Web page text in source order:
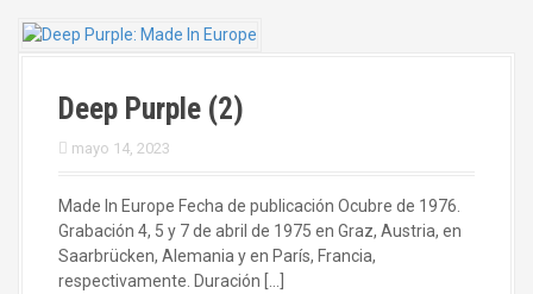
Deep Purple (2)
mayo 14, 2023
Made In Europe Fecha de publicación Ocubre de 1976.
Grabación 4, 5 y 7 de abril de 1975 en Graz, Austria, en
Saarbrücken, Alemania y en París, Francia,
respectivamente. Duración […]